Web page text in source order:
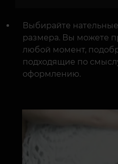
Выбирайте
размера. Вы можете
любой момент,
подходящие по
оформлению.